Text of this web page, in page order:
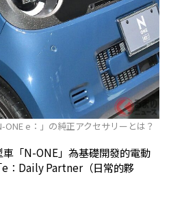
e：」の純正アクセサリーとは？
「N-ONE」為基礎開發的電動
：Daily Partner（日常的夥